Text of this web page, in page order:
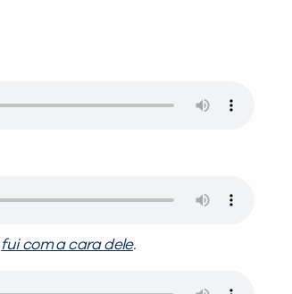
fui com a cara dele.